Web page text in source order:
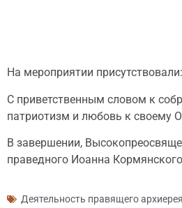
На мероприятии
С приветственным словом к
патриотизм и любовь к своему
В завершении,
праведного Иоанна
Деятельность правящего архиерея